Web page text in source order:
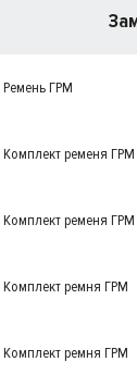
Ремень ГРМ
Комплект ременя ГРМ
Комплект ременя ГРМ
Комплект ремня ГРМ
Комплект ремня ГРМ